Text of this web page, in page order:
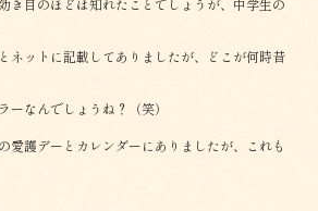
ネットに記載してありましたが、どこが何時昔
ーなんでしょうね？（笑）
愛護デーとカレンダーにありましたが、これも